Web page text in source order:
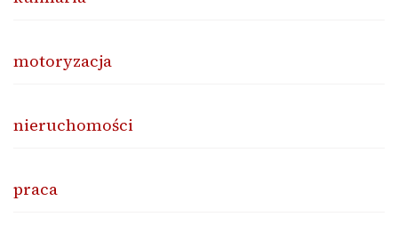
motoryzacja
nieruchomości
praca